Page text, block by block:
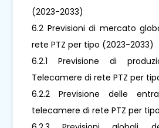
(2023-2033)
6.2 Previsioni di mercato
rete PTZ per tipo (2023-2033)
6.2.1 Previsione di
Telecamere di rete PTZ per
6.2.2 Previsione delle
telecamere di rete PTZ per